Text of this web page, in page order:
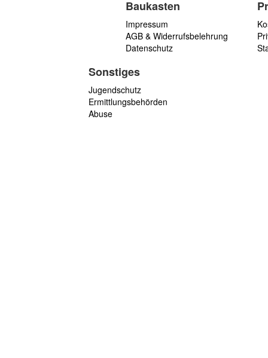
Baukasten
Impressum
AGB & Widerrufsbelehrung
Datenschutz
Sonstiges
Jugendschutz
Ermittlungsbehörden
Abuse